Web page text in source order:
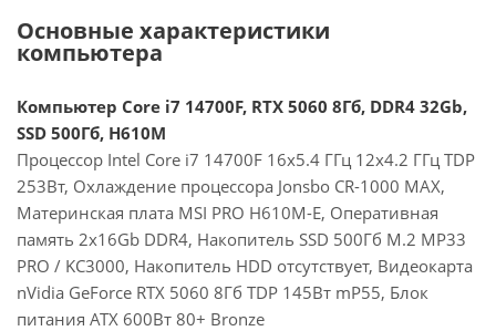
Основные характеристики
компьютера
Компьютер Core i7 14700F, RTX 5060 8Гб, DDR4 32Gb,
SSD 500Гб, H610M
Процессор Intel Core i7 14700F 16x5.4 ГГц 12x4.2 ГГц TDP
253Вт, Охлаждение процессора Jonsbo CR-1000 MAX,
Материнская плата MSI PRO H610M-E, Оперативная
память 2x16Gb DDR4, Накопитель SSD 500Гб M.2 MP33
PRO / KC3000, Накопитель HDD отсутствует, Видеокарта
nVidia GeForce RTX 5060 8Гб TDP 145Вт mP55, Блок
питания ATX 600Вт 80+ Bronze